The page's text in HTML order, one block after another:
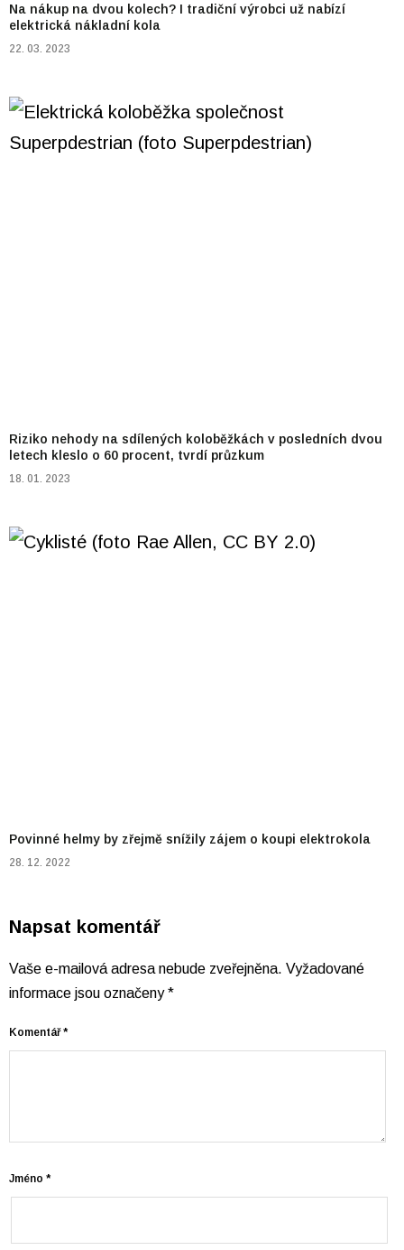
Na nákup na dvou kolech? I tradiční výrobci už nabízí
elektrická nákladní kola
22. 03. 2023
Riziko nehody na sdílených koloběžkách v posledních dvou
letech kleslo o 60 procent, tvrdí průzkum
18. 01. 2023
Povinné helmy by zřejmě snížily zájem o koupi elektrokola
28. 12. 2022
Napsat komentář
Vaše e-mailová adresa nebude zveřejněna. Vyžadované
informace jsou označeny*
Komentář*
Jméno *